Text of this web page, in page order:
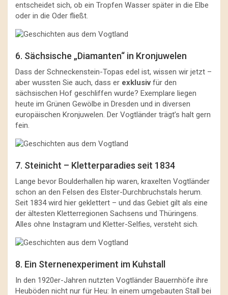
entscheidet sich, ob ein Tropfen Wasser später in die Elbe
oder in die Oder fließt.
6. Sächsische „Diamanten“ in Kronjuwelen
Dass der Schneckenstein-Topas edel ist, wissen wir jetzt –
aber wussten Sie auch, dass er exklusivfür den
sächsischen Hof geschliffen wurde? Exemplare liegen
heute im Grünen Gewölbe in Dresden und in diversen
europäischen Kronjuwelen. Der Vogtländer trägt’s halt gern
fein.
7. Steinicht – Kletterparadies seit 1834
Lange bevor Boulderhallen hip waren, kraxelten Vogtländer
schon an den Felsen des Elster-Durchbruchstals herum.
Seit 1834 wird hier geklettert – und das Gebiet gilt als eine
der ältesten Kletterregionen Sachsens und Thüringens.
Alles ohne Instagram und Kletter-Selfies, versteht sich.
8. Ein Sternenexperiment im Kuhstall
In den 1920er-Jahren nutzten Vogtländer Bauernhöfe ihre
Heuböden nicht nur für Heu: In einem umgebauten Stall bei